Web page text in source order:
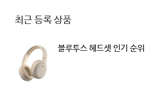
최근 등록 상품
블루투스 헤드셋 인기 순